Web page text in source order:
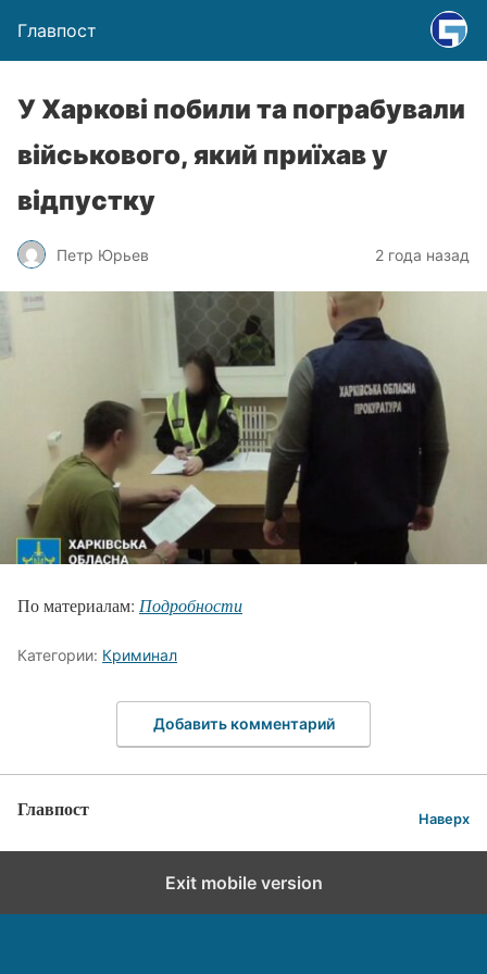
Главпост
У Харкові побили та пограбували
військового, який приїхав у
відпустку
Петр Юрьев 2 года назад
По материалам: Подробности
Категории: Криминал
Добавить комментарий
Главпост Наверх
Exit mobile version